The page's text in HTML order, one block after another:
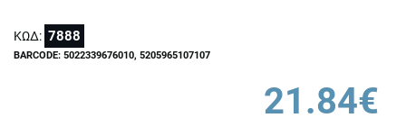
ΚΩΔ: 7888
BARCODE: 5022339676010, 5205965107107
21.84€